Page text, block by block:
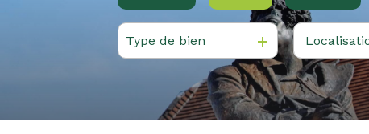
De l'ancien à l'année
Type de bien